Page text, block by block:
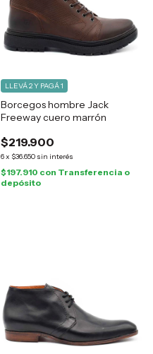
Borcegos hombre Jack
Freeway cuero marrón
$219.900
6x $36.650 sin interés
LLEVÁ 2 Y PAGÁ 1
$197.910 con Transferencia o
depósito